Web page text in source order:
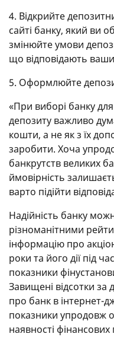
4. Відкрийте
сайті банку, який ви
змінюйте умови
що відповідають
5. Оформлюйте
«При виборі банку
депозиту важливо
кошти, а не як з їх
заробити. Хоча
банкрутств великих
ймовірність
варто підійти
Надійність банку
різноманітними
інформацію про
роки та його дії під
показники
Завищені відсотки за
про банк в інтернет-
показники упродовж
наявності